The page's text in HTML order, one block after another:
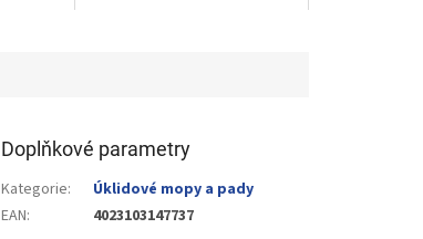
Doplňkové parametry
Kategorie:
Úklidové mopy a pady
EAN: 4023103147737